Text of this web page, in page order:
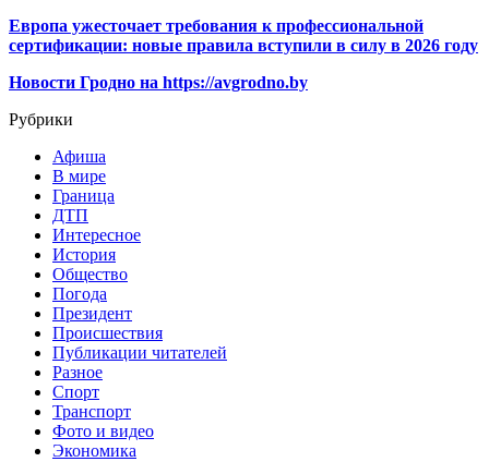
Европа ужесточает требования к профессиональной
сертификации: новые правила вступили в силу в 2026 году
Новости Гродно на https://avgrodno.by
Рубрики
Афиша
В мире
Граница
ДТП
Интересное
История
Общество
Погода
Президент
Происшествия
Публикации читателей
Разное
Спорт
Транспорт
Фото и видео
Экономика